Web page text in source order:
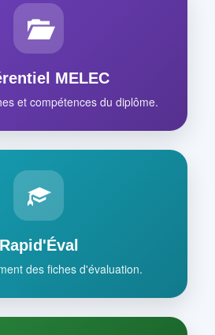
MELEC
et compétences du diplôme.
Rapid'Éval
des fiches d'évaluation.